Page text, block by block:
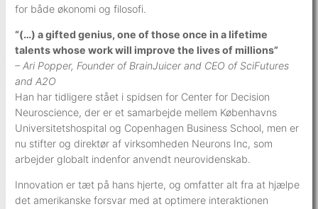
for både økonomi og filosofi.
“(…) a gifted genius, one of those once in a lifetime
talents whose work will improve the lives of millions”
– Ari Popper, Founder of BrainJuicer and CEO of SciFutures
and A2O
Han har tidligere stået i spidsen for Center for Decision
Neuroscience, der er et samarbejde mellem Københavns
Universitetshospital og Copenhagen Business School, men er
nu stifter og direktør af virksomheden Neurons Inc, som
arbejder globalt indenfor anvendt neurovidenskab.
Innovation er tæt på hans hjerte, og omfatter alt fra at hjælpe
det amerikanske forsvar med at optimere interaktionen